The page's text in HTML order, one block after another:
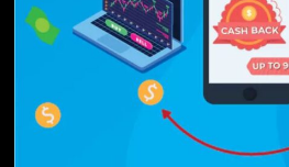
Phim
Thái
Hay
Nhất